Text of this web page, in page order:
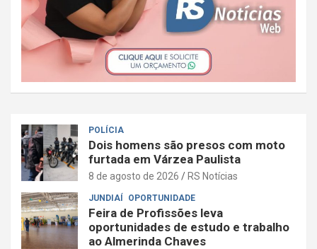
POLÍCIA
Dois homens são presos com moto
furtada em Várzea Paulista
8 de agosto de 2026 RS Notícias
JUNDIAÍ OPORTUNIDADE
Feira de Profissões leva
oportunidades de estudo e trabalho
ao Almerinda Chaves